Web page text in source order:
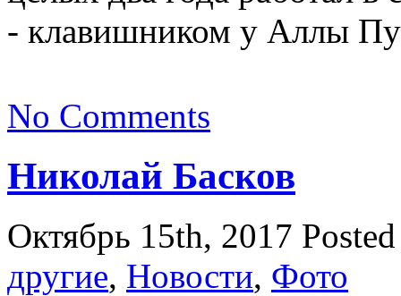
- клавишником у Аллы
No Comments
Николай Басков
Октябрь 15th, 2017
другие, Новости, Фото